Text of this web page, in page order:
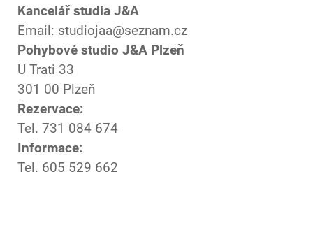
Kancelář studia J&A
Email: studiojaa@seznam.cz
Pohybové studio J&A Plzeň
U Trati 33
301 00 Plzeň
Rezervace:
Tel. 731 084 674
Informace:
Tel. 605 529 662